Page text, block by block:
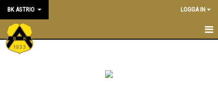
BK ASTRIO LOGGA IN
HEM